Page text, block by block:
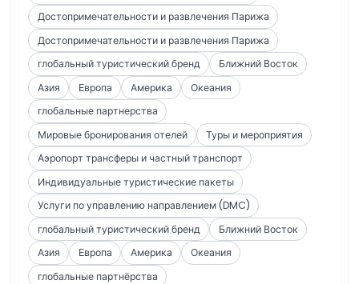
Достопримечательности и развлечения Парижа
Достопримечательности и развлечения Парижа
глобальный туристический бренд
Ближний Восток
Азия
Европа Америка
Океания
глобальные партнерства
Мировые бронирования отелей
Туры и мероприятия
Аэропорт трансферы и частный транспорт
Индивидуальные туристические пакеты
Услуги по управлению направлением (DMC)
глобальный туристический бренд
Ближний Восток
Азия
Европа Америка
Океания
глобальные партнёрства